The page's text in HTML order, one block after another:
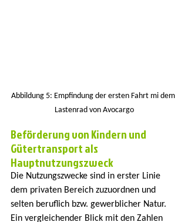
Abbildung 5: Empfindung der ersten Fahrt mi dem
Lastenrad von Avocargo
Beförderung von Kindern und
Gütertransport als
Hauptnutzungszweck
Die Nutzungszwecke sind in erster Linie
dem privaten Bereich zuzuordnen und
selten beruflich bzw. gewerblicher Natur.
Ein vergleichender Blick mit den Zahlen